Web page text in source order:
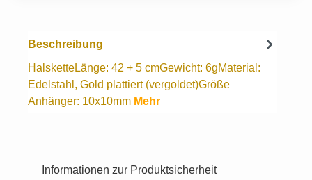
Beschreibung
HalsketteLänge: 42 + 5 cmGewicht: 6gMaterial:
Edelstahl, Gold plattiert (vergoldet)Größe
Anhänger: 10x10mm Mehr
Informationen zur Produktsicherheit